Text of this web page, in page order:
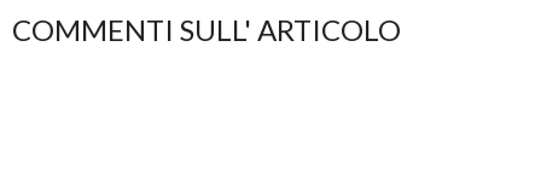
COMMENTI SULL' ARTICOLO